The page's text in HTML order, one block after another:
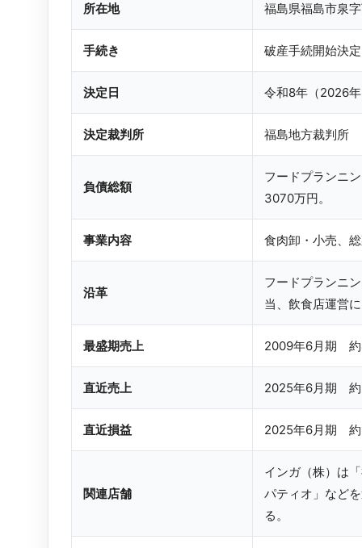
所在地 福島県福島市泉
手続き 破産手続開始決定
決定日 令和8年（2026
決定裁判所 福島地方裁判所
負債総額
フードプランニ
3070万円。
事業内容 食肉卸・小売、
沿革
フードプランニ
当、飲食店運営
最盛期売上 2009年6月期
直近売上 2025年6月期
直近損益 2025年6月期 約
関連店舗
インガ（株）は
パティオ」など
る。